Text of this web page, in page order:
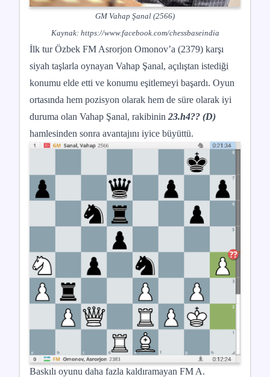
GM Vahap Şanal (2566)
Kaynak: https://www.facebook.com/chessbaseindia
İlk tur Özbek FM Asrorjon Omonov’a (2379) karşı
siyah taşlarla oynayan Vahap Şanal, açılıştan istediği
konumu elde etti ve konumu eşitlemeyi başardı. Oyun
ortasında hem pozisyon olarak hem de süre olarak iyi
duruma olan Vahap Şanal, rakibinin 23.h4?? (D)
hamlesinden sonra avantajını iyice büyüttü.
Baskılı oyunu daha fazla kaldıramayan FM A.